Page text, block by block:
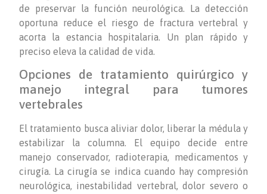
de preservar la función neurológica. La detección
oportuna reduce el riesgo de fractura vertebral y
acorta la estancia hospitalaria. Un plan rápido y
preciso eleva la calidad de vida.
Opciones de tratamiento quirúrgico y
manejo integral para tumores
vertebrales
El tratamiento busca aliviar dolor, liberar la médula y
estabilizar la columna. El equipo decide entre
manejo conservador, radioterapia, medicamentos y
cirugía. La cirugía se indica cuando hay compresión
neurológica, inestabilidad vertebral, dolor severo o